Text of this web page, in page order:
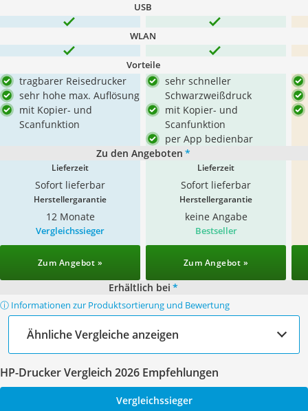
USB
WLAN
Vorteile
tragbarer Reisedrucker
sehr hohe max. Auflösung
mit Kopier- und
Scanfunktion
sehr schneller
Schwarzweißdruck
mit Kopier- und
Scanfunktion
per App bedienbar
Zu den Angeboten *
Lieferzeit
Sofort lieferbar
Lieferzeit
Sofort lieferbar
Herstellergarantie
12 Monate
Herstellergarantie
keine Angabe
Vergleichssieger
Zum Angebot »
Bestseller
Zum Angebot »
Erhältlich bei *
ⓘ Informationen zur Produktsortierung und Bewertung
Ähnliche Vergleiche anzeigen
HP-Drucker Vergleich 2026 Empfehlungen
Vergleichssieger